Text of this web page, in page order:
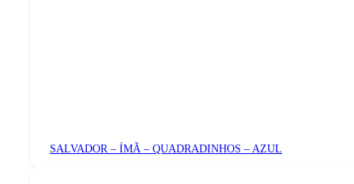
SALVADOR – ÍMÃ – QUADRADINHOS – AZUL